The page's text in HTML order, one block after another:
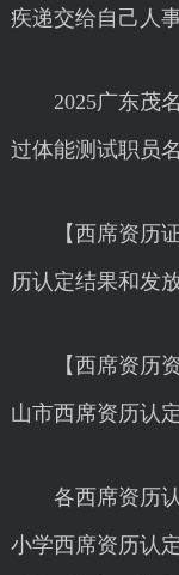
疾递交给自己人
2025广东茂名
过体能测试职员
【西席资历证
历认定结果和发
【西席资历资
山市西席资历认
各西席资历认
小学西席资历认